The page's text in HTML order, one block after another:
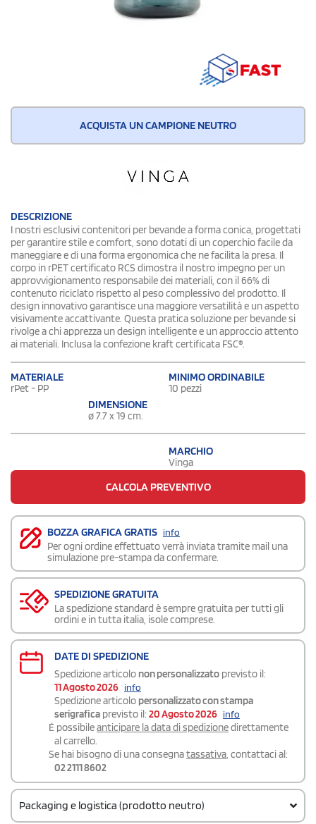
ACQUISTA UN CAMPIONE NEUTRO
DESCRIZIONE
I nostri esclusivi contenitori per bevande a forma conica, progettati
per garantire stile e comfort, sono dotati di un coperchio facile da
maneggiare e di una forma ergonomica che ne facilita la presa. Il
corpo in rPET certificato RCS dimostra il nostro impegno per un
approvvigionamento responsabile dei materiali, con il 66% di
contenuto riciclato rispetto al peso complessivo del prodotto. Il
design innovativo garantisce una maggiore versatilità e un aspetto
visivamente accattivante. Questa pratica soluzione per bevande si
rivolge a chi apprezza un design intelligente e un approccio attento
ai materiali. Inclusa la confezione kraft certificata FSC®.
MATERIALE
rPet - PP
MINIMO ORDINABILE
10 pezzi
DIMENSIONE
ø 7.7 x 19 cm.
MARCHIO
Vinga
CALCOLA PREVENTIVO
BOZZA GRAFICA GRATIS info
Per ogni ordine effettuato verrà inviata tramite mail una
simulazione pre-stampa da confermare.
SPEDIZIONE GRATUITA
La spedizione standard è sempre gratuita per tutti gli
ordini e in tutta italia, isole comprese.
DATE DI SPEDIZIONE
Spedizione articolo non personalizzato previsto il:
11 Agosto 2026 info
Spedizione articolo personalizzato con stampa
serigrafica previsto il: 20 Agosto 2026 info
É possibileanticipare la data di spedizionedirettamente
al carrello.
Se hai bisogno di una consegnatassativa, contattaci al:
02 2111 8602
Packaging e logistica (prodotto neutro)